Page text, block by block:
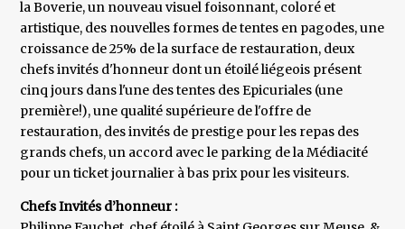
la Boverie, un nouveau visuel foisonnant, coloré et
artistique, des nouvelles formes de tentes en pagodes, une
croissance de 25% de la surface de restauration, deux
chefs invités d'honneur dont un étoilé liégeois présent
cinq jours dans l'une des tentes des Epicuriales (une
première!), une qualité supérieure de l'offre de
restauration, des invités de prestige pour les repas des
grands chefs, un accord avec le parking de la Médiacité
pour un ticket journalier à bas prix pour les visiteurs.
Chefs Invités d’honneur :